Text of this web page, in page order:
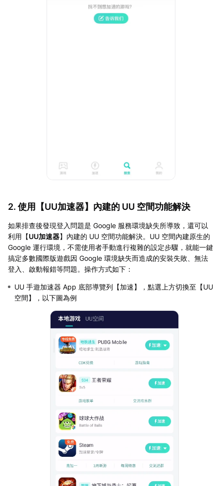
2. 使用【UU加速器】內建的 UU 空間功能解決
如果排查後發現登入問題是 Google 服務環境缺失所導致，還可以
利用【UU加速器】內建的 UU 空間功能解決。UU 空間內建原生的
Google 運行環境，不需使用者手動進行複雜的設定步驟，就能一鍵
搞定多數國際版遊戲因 Google 環境缺失而造成的安裝失敗、無法
登入、啟動報錯等問題。操作方式如下：
UU 手遊加速器 App 底部導覽列【加速】，點選上方切換至【UU
空間】，以下圖為例